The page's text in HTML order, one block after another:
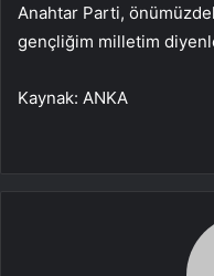
Anahtar Parti,
gençliğim milletim
Kaynak: ANKA